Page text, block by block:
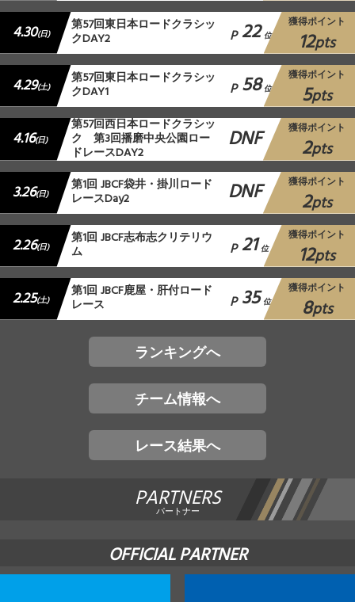
4.30(日) 第57回東日本ロードクラシッ
クDAY2 P 22 位
獲得ポイント
12pts
4.29(土) 第57回東日本ロードクラシッ
クDAY1 P 58 位
獲得ポイント
5pts
4.16(日)
第57回西日本ロードクラシッ
ク 第3回播磨中央公園ロー
ドレースDAY2 DNF 獲得ポイント
2pts
3.26(日) 第1回 JBCF袋井・掛川ロード
レースDay2 DNF 獲得ポイント
2pts
2.26(日) 第1回 JBCF志布志クリテリウ
ム P 21 位
獲得ポイント
12pts
2.25(土) 第1回 JBCF鹿屋・肝付ロード
レース P 35 位
獲得ポイント
8pts
ランキングへ
チーム情報へ
レース結果へ
PARTNERS
パートナー
OFFICIAL PARTNER